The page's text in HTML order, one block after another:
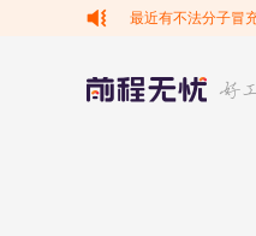
最近有不法分子冒